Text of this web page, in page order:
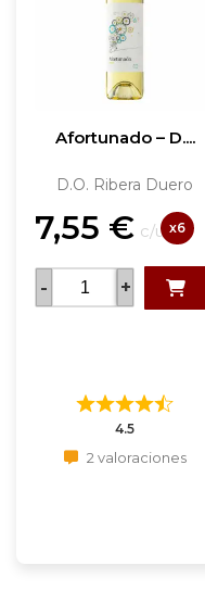
Afortunado – D....
D.O. Ribera Duero
7,55 € c/u x6
- +
4.5
2 valoraciones